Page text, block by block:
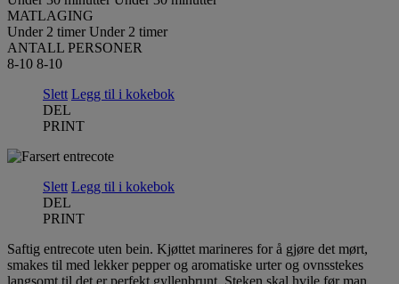
MATLAGING
Under 2 timer Under 2 timer
ANTALL PERSONER
8-10 8-10
Slett Legg til i kokebok
DEL
PRINT
Slett Legg til i kokebok
DEL
PRINT
Saftig entrecote uten bein. Kjøttet marineres for å gjøre det mørt,
smakes til med lekker pepper og aromatiske urter og ovnsstekes
langsomt til det er perfekt gyllenbrunt. Steken skal hvile før man